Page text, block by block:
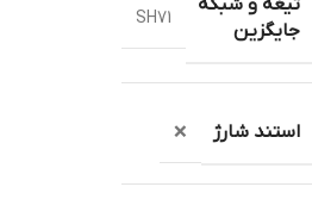
تیغه و شبکه
جایگزین
SH71
استند شارژ ❌